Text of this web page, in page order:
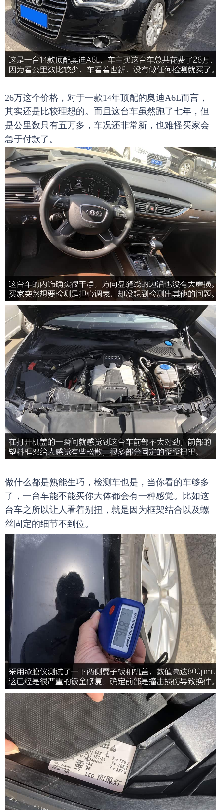
26万这个价格，对于一款14年顶配的奥迪A6L而言，
其实还是比较理想的。而且这台车虽然跑了七年，但
是公里数只有五万多，车况还非常新，也难怪买家会
急于付款了。
做什么都是熟能生巧，检测车也是，当你看的车够多
了，一台车能不能买你大体都会有一种感觉。比如这
台车之所以让人看着别扭，就是因为框架结合以及螺
丝固定的细节不到位。